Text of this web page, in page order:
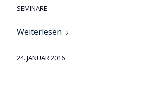
SEMINARE
Weiterlesen
24. JANUAR 2016